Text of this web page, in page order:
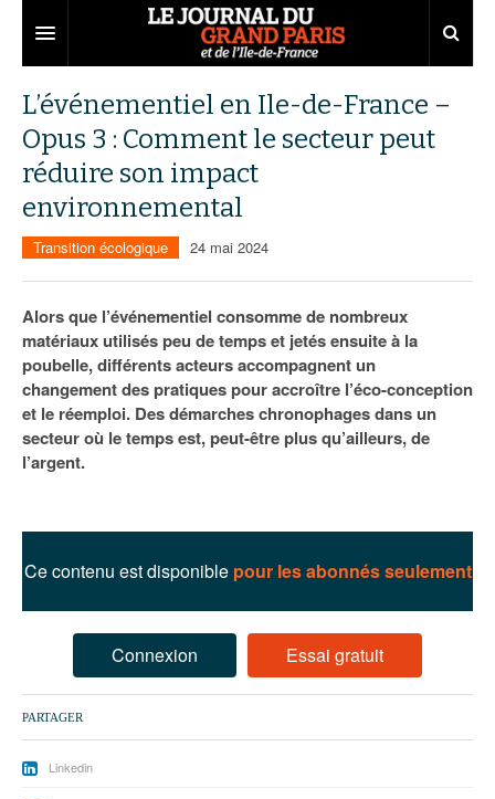
Grand Paris
Territoires
Aménagement
Services urbains
Entreprises
Attractivité
Innovation
Transport
Marchés publics
77
78
Nominations
Portraits
Agenda
Les Assises du Grand Paris
Éditions précédentes
Le podcast
Ecouter les épisodes
Lire les résumés
L’événementiel en Ile-de-France –
Opus 3 : Comment le secteur peut
réduire son impact
environnemental
Transition écologique 24 mai 2024
Alors que l’événementiel consomme de nombreux
matériaux utilisés peu de temps et jetés ensuite à la
poubelle, différents acteurs accompagnent un
changement des pratiques pour accroître l’éco-conception
et le réemploi. Des démarches chronophages dans un
secteur où le temps est, peut-être plus qu’ailleurs, de
l’argent.
Ce contenu est disponible pour les abonnés seulement
Connexion Essai gratuit
PARTAGER
Linkedin